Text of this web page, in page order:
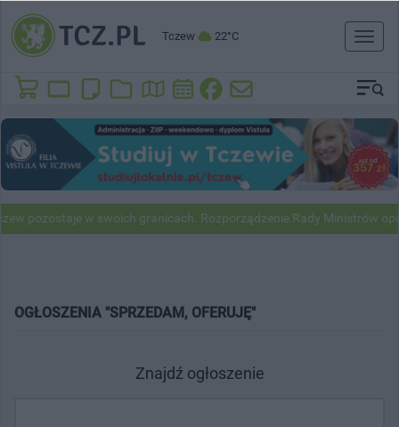
Tczew 22°C
Toggle
w swoich granicach. Rozporządzenie Rady Ministrów opublikowane
OGŁOSZENIA "SPRZEDAM, OFERUJĘ"
Znajdź ogłoszenie